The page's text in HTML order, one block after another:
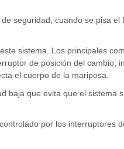
seguridad, cuando se pisa
sistema. Los principales
de posición del cambio,
el cuerpo de la mariposa.
baja que evita que el sistema
por los interruptores